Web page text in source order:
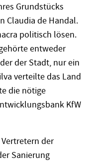
Grundstücks
Claudia de Handal.
politisch lösen.
entweder
der Stadt, nur ein
verteilte das Land
die nötige
KfW
der
Sanierung